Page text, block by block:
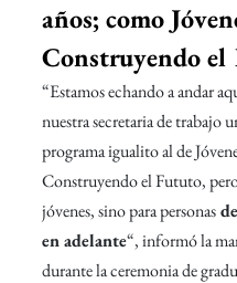
años; como
Construyendo
“Estamos echando a andar
nuestra secretaria de trabajo
programa igualito al de
Construyendo el Fututo,
jóvenes, sino para personas
en adelante“, informó la
durante la ceremonia de